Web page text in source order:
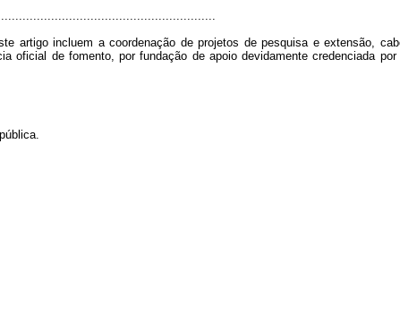
artigo incluem a coordenação de projetos de pesquisa e extensão,
oficial de fomento, por fundação de apoio devidamente credenciada